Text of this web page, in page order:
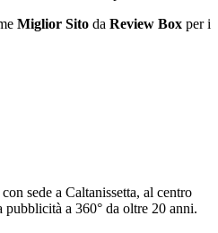
Miglior Sito da Review Box per i
sede a Caltanissetta, al centro
a 360° da oltre 20 anni.